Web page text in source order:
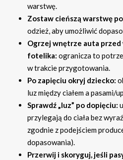
warstwę.
Zostaw cieńszą warstwę
odzież, aby umożliwić
Ogrzej wnętrze auta przed
fotelika: ogranicza to
w trakcie przygotowania.
Po zapięciu okryj dziecko:
luz między ciałem a pasami/
Sprawdź „luz” po dopięciu:
przylegają do ciała bez
zgodnie z podejściem
dopasowania).
Przerwij i skoryguj, jeśli